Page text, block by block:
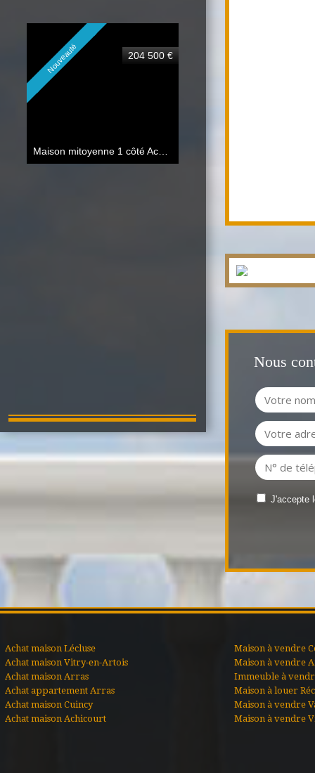
Nouveauté 204 500 €
Maison mitoyenne 1 côté Achicourt
Nous
J'accepte
Achat maison Lécluse
Achat maison Vitry-en-Artois
Achat maison Arras
Achat appartement Arras
Achat maison Cuincy
Achat maison Achicourt
Maison à vendre
Maison à vendre
Immeuble à
Maison à louer
Maison à vendre
Maison à vendre